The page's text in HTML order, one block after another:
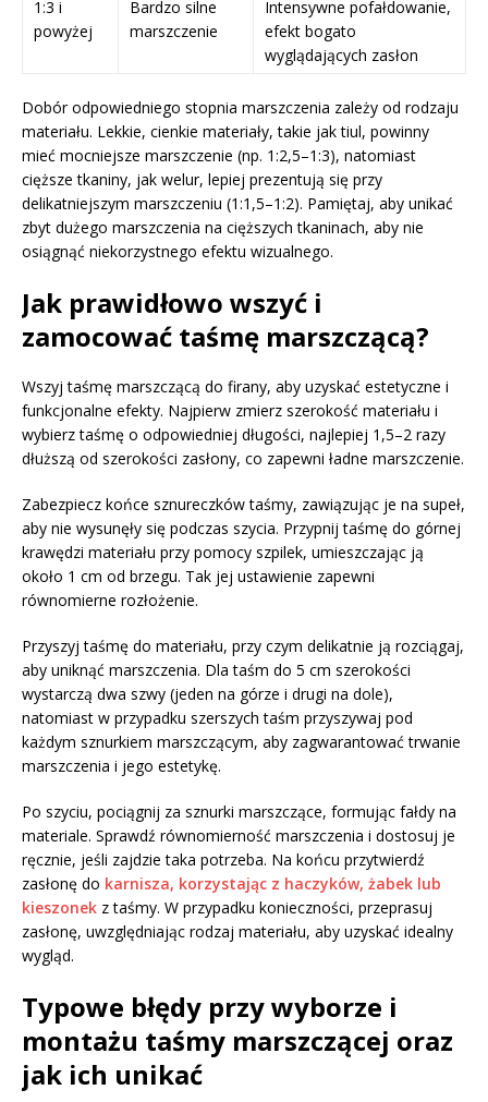
1:3 i
powyżej
Bardzo silne
marszczenie
Intensywne pofałdowanie,
efekt bogato
wyglądających zasłon
Dobór odpowiedniego stopnia marszczenia zależy od rodzaju
materiału. Lekkie, cienkie materiały, takie jak tiul, powinny
mieć mocniejsze marszczenie (np. 1:2,5–1:3), natomiast
cięższe tkaniny, jak welur, lepiej prezentują się przy
delikatniejszym marszczeniu (1:1,5–1:2). Pamiętaj, aby unikać
zbyt dużego marszczenia na cięższych tkaninach, aby nie
osiągnąć niekorzystnego efektu wizualnego.
Jak prawidłowo wszyć i
zamocować taśmę marszczącą?
Wszyj taśmę marszczącą do firany, aby uzyskać estetyczne i
funkcjonalne efekty. Najpierw zmierz szerokość materiału i
wybierz taśmę o odpowiedniej długości, najlepiej 1,5–2 razy
dłuższą od szerokości zasłony, co zapewni ładne marszczenie.
Zabezpiecz końce sznureczków taśmy, zawiązując je na supeł,
aby nie wysunęły się podczas szycia. Przypnij taśmę do górnej
krawędzi materiału przy pomocy szpilek, umieszczając ją
około 1 cm od brzegu. Tak jej ustawienie zapewni
równomierne rozłożenie.
Przyszyj taśmę do materiału, przy czym delikatnie ją rozciągaj,
aby uniknąć marszczenia. Dla taśm do 5 cm szerokości
wystarczą dwa szwy (jeden na górze i drugi na dole),
natomiast w przypadku szerszych taśm przyszywaj pod
każdym sznurkiem marszczącym, aby zagwarantować trwanie
marszczenia i jego estetykę.
Po szyciu, pociągnij za sznurki marszczące, formując fałdy na
materiale. Sprawdź równomierność marszczenia i dostosuj je
ręcznie, jeśli zajdzie taka potrzeba. Na końcu przytwierdź
zasłonę do karnisza, korzystając z haczyków, żabek lub
kieszonek z taśmy. W przypadku konieczności, przeprasuj
zasłonę, uwzględniając rodzaj materiału, aby uzyskać idealny
wygląd.
Typowe błędy przy wyborze i
montażu taśmy marszczącej oraz
jak ich unikać